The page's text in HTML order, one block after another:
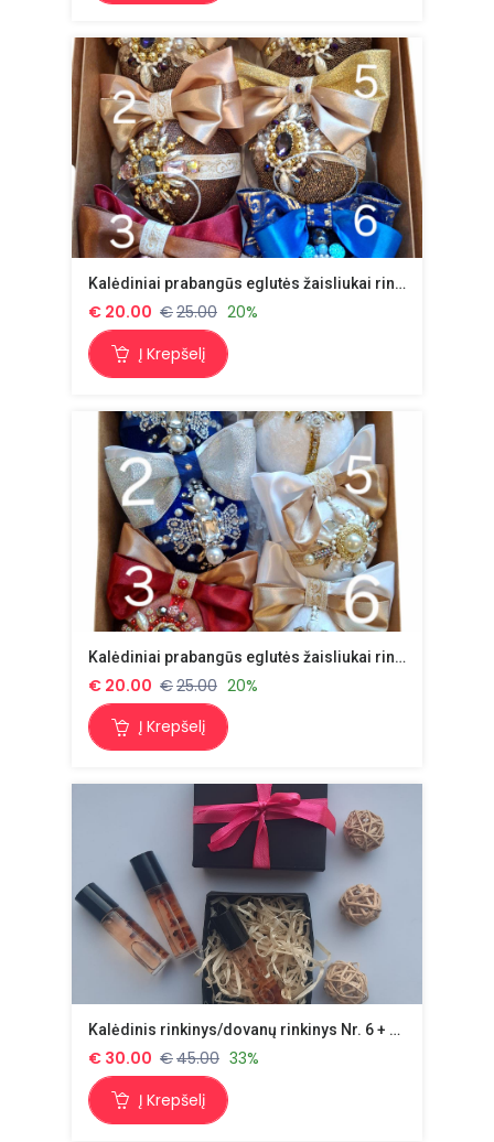
Kalėdiniai prabangūs eglutės žaisliukai rinkinys nr 3.
€ 20.00 €25.00 20%
Į Krepšelį
Kalėdiniai prabangūs eglutės žaisliukai rinkinys nr 3.
€ 20.00 €25.00 20%
Į Krepšelį
Kalėdinis rinkinys/dovanų rinkinys Nr. 6 + dovana
€ 30.00 €45.00 33%
Į Krepšelį